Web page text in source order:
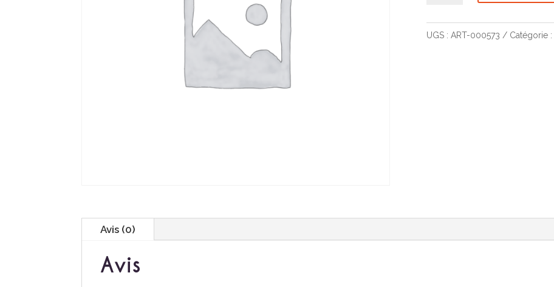
Ton
UGS : ART-000573 Catégorie :
Avis (0)
Avis